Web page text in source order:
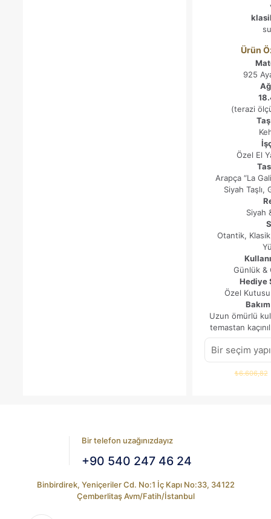
Ürün
925
(terazi
Özel El
Arapça “La
Siyah Taşlı,
Siyah
Otantik,
Günlük &
Hediye
Özel
Uzun ömürlü
temastan
₺6.606,82
Bir telefon uzağınızdayız
+90 540 247 46 24
Binbirdirek, Yeniçeriler Cd. No:1 İç Kapı No:33, 34122
Çemberlitaş Avm/Fatih/İstanbul